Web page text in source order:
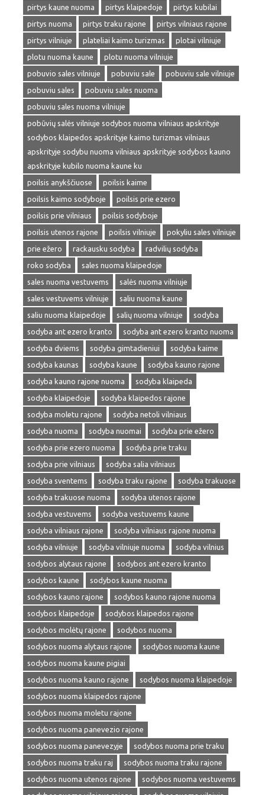
pirtys kaune nuoma
pirtys klaipedoje
pirtys kubilai
pirtys nuoma
pirtys traku rajone
pirtys vilniaus rajone
pirtys vilniuje
plateliai kaimo turizmas
plotai vilniuje
plotu nuoma kaune
plotu nuoma vilniuje
pobuvio sales vilniuje
pobuviu sale
pobuviu sale vilniuje
pobuviu sales
pobuviu sales nuoma
pobuviu sales nuoma vilniuje
pobūvių salės vilniuje sodybos nuoma vilniaus apskrityje
sodybos klaipedos apskrityje kaimo turizmas vilniaus
apskrityje sodybu nuoma vilniaus apskrityje sodybos kauno
apskrityje kubilo nuoma kaune ku
poilsis anykščiuose
poilsis kaime
poilsis kaimo sodyboje
poilsis prie ezero
poilsis prie vilniaus
poilsis sodyboje
poilsis utenos rajone
poilsis vilniuje
pokyliu sales vilniuje
prie ežero
rackausku sodyba
radvilių sodyba
roko sodyba
sales nuoma klaipedoje
sales nuoma vestuvems
salės nuoma vilniuje
sales vestuvems vilniuje
saliu nuoma kaune
saliu nuoma klaipedoje
salių nuoma vilniuje
sodyba
sodyba ant ezero kranto
sodyba ant ezero kranto nuoma
sodyba dviems
sodyba gimtadieniui
sodyba kaime
sodyba kaunas
sodyba kaune
sodyba kauno rajone
sodyba kauno rajone nuoma
sodyba klaipeda
sodyba klaipedoje
sodyba klaipedos rajone
sodyba moletu rajone
sodyba netoli vilniaus
sodyba nuoma
sodyba nuomai
sodyba prie ežero
sodyba prie ezero nuoma
sodyba prie traku
sodyba prie vilniaus
sodyba salia vilniaus
sodyba sventems
sodyba traku rajone
sodyba trakuose
sodyba trakuose nuoma
sodyba utenos rajone
sodyba vestuvems
sodyba vestuvems kaune
sodyba vilniaus rajone
sodyba vilniaus rajone nuoma
sodyba vilniuje
sodyba vilniuje nuoma
sodyba vilnius
sodybos alytaus rajone
sodybos ant ezero kranto
sodybos kaune
sodybos kaune nuoma
sodybos kauno rajone
sodybos kauno rajone nuoma
sodybos klaipedoje
sodybos klaipedos rajone
sodybos molėtų rajone
sodybos nuoma
sodybos nuoma alytaus rajone
sodybos nuoma kaune
sodybos nuoma kaune pigiai
sodybos nuoma kauno rajone
sodybos nuoma klaipedoje
sodybos nuoma klaipedos rajone
sodybos nuoma moletu rajone
sodybos nuoma panevezio rajone
sodybos nuoma panevezyje
sodybos nuoma prie traku
sodybos nuoma traku raj
sodybos nuoma traku rajone
sodybos nuoma utenos rajone
sodybos nuoma vestuvems